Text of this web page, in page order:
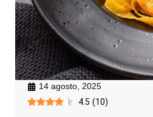
14 agosto, 2025
4.5 (10)